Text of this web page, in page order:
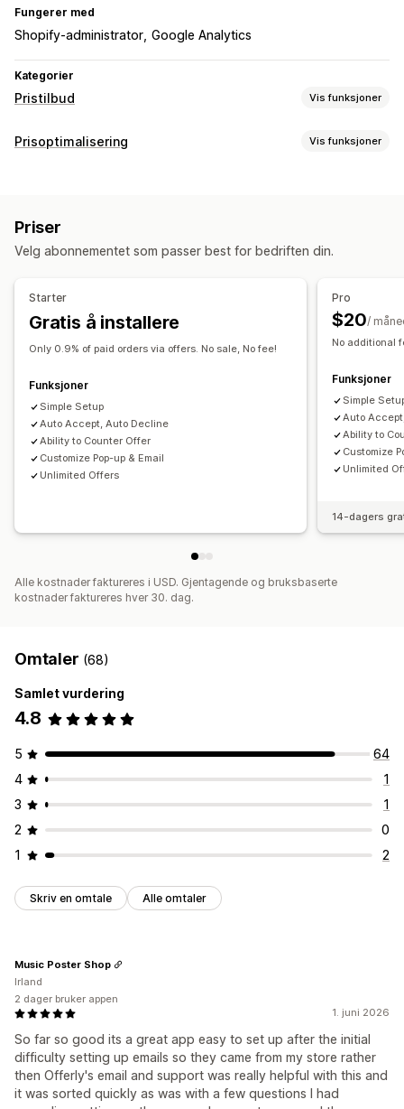
Fungerer med
Shopify-administrator Google Analytics
Kategorier
Pristilbud Vis funksjoner
Prisregler
Tilpasning
Varsler
Administratorvarsler Automatiske e-postsvar
E-postmaler Tilbudsoppdateringer E-postvarsler
Prisoptimalisering Vis funksjoner
Automatisk omprising
Priser
Velg abonnementet som passer best for bedriften din.
Starter
Gratis å installere
Only 0.9% of paid orders via offers. No sale, No fee!
Funksjoner
Simple Setup
Auto Accept, Auto Decline
Ability to Counter Offer
Customize Pop-up & Email
Unlimited Offers
Pro
$20/
No additional
Funksjoner
Simple
Auto
Ability to
Customize
Unlimited
14-dagers
Alle kostnader faktureres i USD. Gjentagende og bruksbaserte
kostnader faktureres hver 30. dag.
Omtaler (68)
Samlet vurdering
4.8
5
64
4
1
3
1
2
0
1
2
Skriv en omtale Alle omtaler
1. juni 2026
So far so good its a great app easy to set up after the initial
difficulty setting up emails so they came from my store rather
then Offerly's email and support was really helpful with this and
it was sorted quickly as was with a few questions I had
Music Poster Shop
Irland
2 dager bruker appen